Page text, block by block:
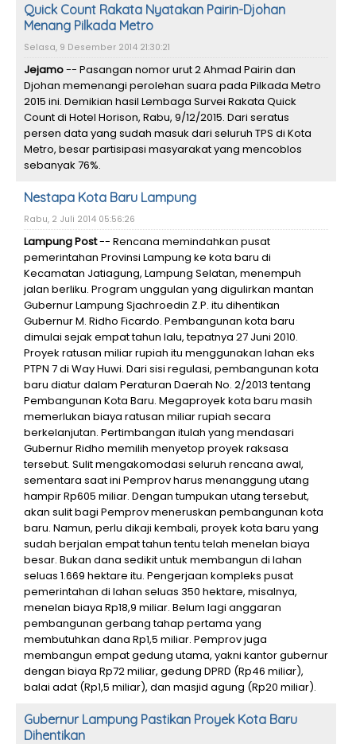
Quick Count Rakata Nyatakan Pairin-Djohan
Menang Pilkada Metro
Selasa, 9 Desember 2014 21:30:21
Jejamo-- Pasangan nomor urut 2 Ahmad Pairin dan
Djohan memenangi perolehan suara pada Pilkada Metro
2015 ini. Demikian hasil Lembaga Survei Rakata Quick
Count di Hotel Horison, Rabu, 9/12/2015. Dari seratus
persen data yang sudah masuk dari seluruh TPS di Kota
Metro, besar partisipasi masyarakat yang mencoblos
sebanyak 76%.
Nestapa Kota Baru Lampung
Rabu, 2 Juli 2014 05:56:26
Lampung Post-- Rencana memindahkan pusat
pemerintahan Provinsi Lampung ke kota baru di
Kecamatan Jatiagung, Lampung Selatan, menempuh
jalan berliku. Program unggulan yang digulirkan mantan
Gubernur Lampung Sjachroedin Z.P. itu dihentikan
Gubernur M. Ridho Ficardo. Pembangunan kota baru
dimulai sejak empat tahun lalu, tepatnya 27 Juni 2010.
Proyek ratusan miliar rupiah itu menggunakan lahan eks
PTPN 7 di Way Huwi. Dari sisi regulasi, pembangunan kota
baru diatur dalam Peraturan Daerah No. 2/2013 tentang
Pembangunan Kota Baru. Megaproyek kota baru masih
memerlukan biaya ratusan miliar rupiah secara
berkelanjutan. Pertimbangan itulah yang mendasari
Gubernur Ridho memilih menyetop proyek raksasa
tersebut. Sulit mengakomodasi seluruh rencana awal,
sementara saat ini Pemprov harus menanggung utang
hampir Rp605 miliar. Dengan tumpukan utang tersebut,
akan sulit bagi Pemprov meneruskan pembangunan kota
baru. Namun, perlu dikaji kembali, proyek kota baru yang
sudah berjalan empat tahun tentu telah menelan biaya
besar. Bukan dana sedikit untuk membangun di lahan
seluas 1.669 hektare itu. Pengerjaan kompleks pusat
pemerintahan di lahan seluas 350 hektare, misalnya,
menelan biaya Rp18,9 miliar. Belum lagi anggaran
pembangunan gerbang tahap pertama yang
membutuhkan dana Rp1,5 miliar. Pemprov juga
membangun empat gedung utama, yakni kantor gubernur
dengan biaya Rp72 miliar, gedung DPRD (Rp46 miliar),
balai adat (Rp1,5 miliar), dan masjid agung (Rp20 miliar).
Gubernur Lampung Pastikan Proyek Kota Baru
Dihentikan